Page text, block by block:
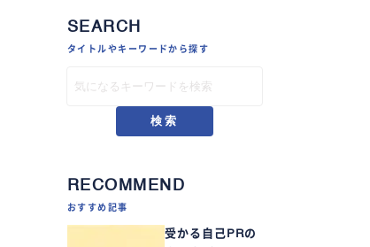
SEARCH
タイトルやキーワードから探す
検索
RECOMMEND
おすすめ記事
受かる自己PRの